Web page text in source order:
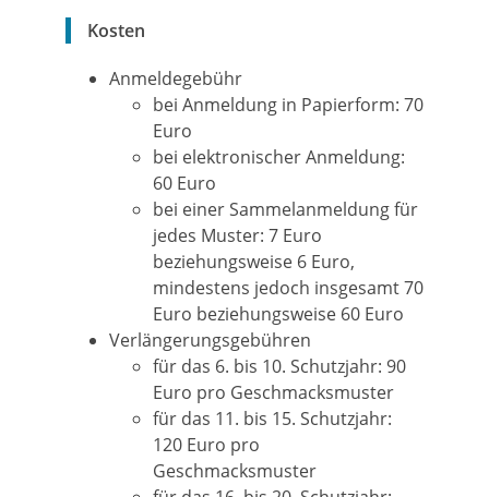
Kosten
Anmeldegebühr
bei Anmeldung in Papierform: 70
Euro
bei elektronischer Anmeldung:
60 Euro
bei einer Sammelanmeldung für
jedes Muster: 7 Euro
beziehungsweise 6 Euro,
mindestens jedoch insgesamt 70
Euro beziehungsweise 60 Euro
Verlängerungsgebühren
für das 6. bis 10. Schutzjahr: 90
Euro pro Geschmacksmuster
für das 11. bis 15. Schutzjahr:
120 Euro pro
Geschmacksmuster